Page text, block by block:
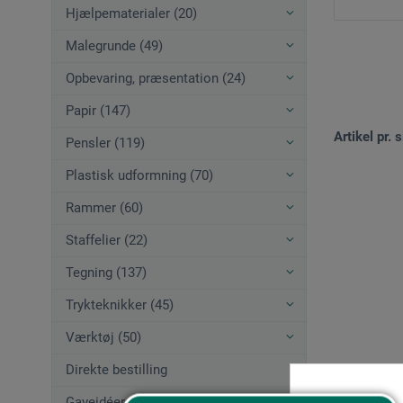
Hjælpematerialer (20)
Malegrunde (49)
Opbevaring, præsentation (24)
Papir (147)
Pensler (119)
Plastisk udformning (70)
Rammer (60)
Staffelier (22)
Tegning (137)
Trykteknikker (45)
Værktøj (50)
Direkte bestilling
Artikel pr.